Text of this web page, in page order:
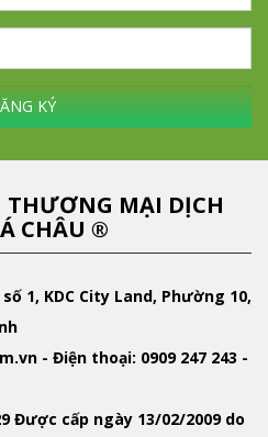
KÝ
THƯƠNG MẠI DỊCH
CHÂU ®
1, KDC City Land, Phường 10,
- Điện thoại: 0909 247 243 -
Được cấp ngày 13/02/2009 do